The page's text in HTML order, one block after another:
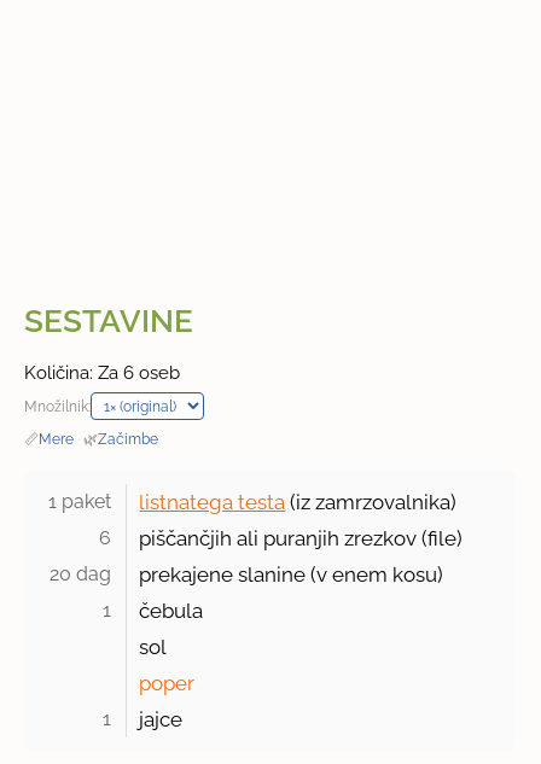
SESTAVINE
Količina: Za 6 oseb
Množilnik:
📏Mere · 🌿Začimbe
1 paket listnatega testa (iz zamrzovalnika)
6 piščančjih ali puranjih zrezkov (file)
20 dag prekajene slanine (v enem kosu)
1
čebula
sol
poper
1 jajce